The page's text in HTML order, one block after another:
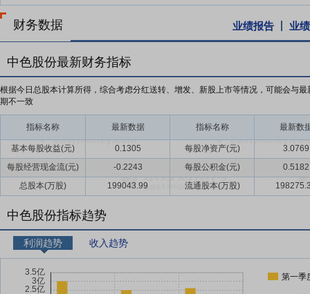
财务数据 业绩报告 业
中色股份最新财务指标
根据今日总股本计算所得，综合考虑分红送转、增发、新股上市等情况，可能会与最
期不一致
指标名称 最新数据 指标名称 最新数
基本每股收益(元) 0.1305 每股净资产(元)
3.0769
每股经营现金流(元)
-0.2243 每股公积金(元)
0.5182
总股本(万股)
199043.99 流通股本(万股)
中色股份指标趋势
利润趋势 收入趋势
第一季